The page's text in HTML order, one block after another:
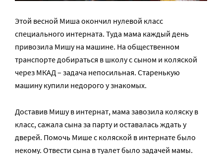
Этой весной Миша окончил нулевой класс
специального интерната. Туда мама каждый день
привозила Мишу на машине. На общественном
транспорте добираться в школу с сыном и коляской
через МКАД – задача непосильная. Старенькую
машину купили недорого у знакомых.
Доставив Мишу в интернат, мама завозила коляску в
класс, сажала сына за парту и оставалась ждать у
дверей. Помочь Мише с коляской в интернате было
некому. Отвести сына в туалет было задачей мамы.